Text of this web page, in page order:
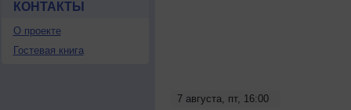
КОНТАКТЫ
О проекте
Гостевая книга